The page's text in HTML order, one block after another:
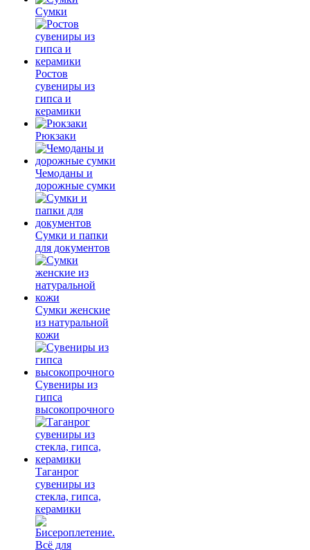
Сумки
Ростов
сувениры из
гипса и
керамики
Рюкзаки
Чемоданы и
дорожные сумки
Сумки и папки
для документов
Сумки женские
из натуральной
кожи
Сувениры из
гипса
высокопрочного
Таганрог
сувениры из
стекла, гипса,
керамики